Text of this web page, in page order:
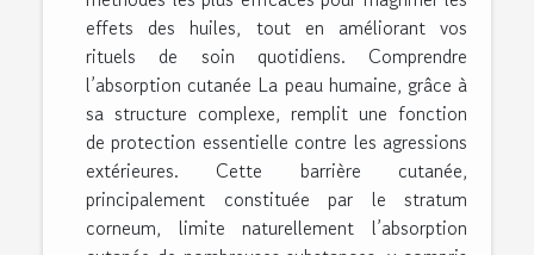
effets des huiles, tout en améliorant vos
rituels de soin quotidiens. Comprendre
l’absorption cutanée La peau humaine, grâce à
sa structure complexe, remplit une fonction
de protection essentielle contre les agressions
extérieures. Cette barrière cutanée,
principalement constituée par le stratum
corneum, limite naturellement l’absorption